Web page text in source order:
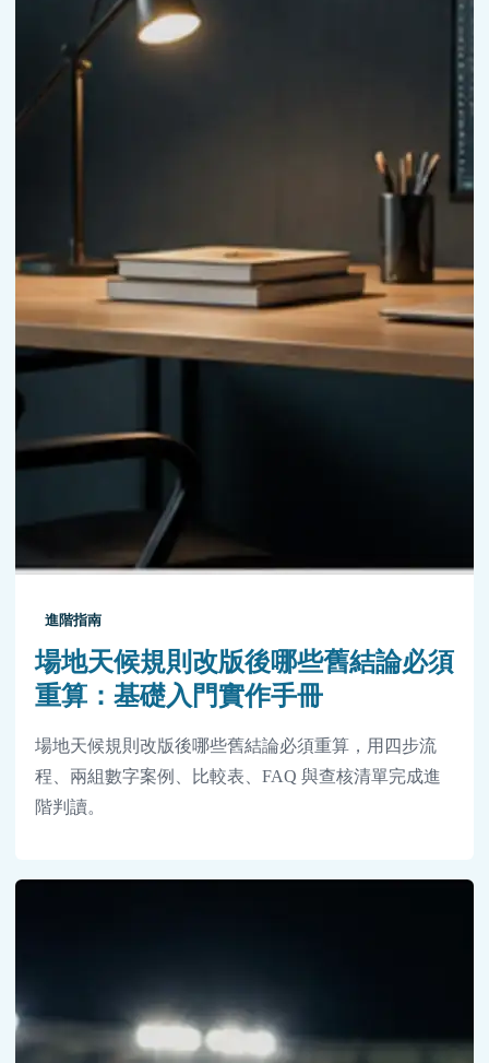
進階指南
場地天候規則改版後哪些舊結論必須
重算：基礎入門實作手冊
場地天候規則改版後哪些舊結論必須重算，用四步流
程、兩組數字案例、比較表、FAQ 與查核清單完成進
階判讀。